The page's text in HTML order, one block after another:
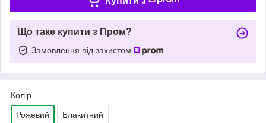
Що таке купити з Пром?
Замовлення під захистом
Колір
Рожевий Блакитний